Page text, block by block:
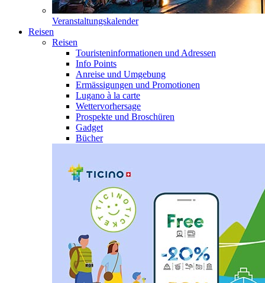
Veranstaltungskalender
Reisen
Reisen
Touristeninformationen und Adressen
Info Points
Anreise und Umgebung
Ermässigungen und Promotionen
Lugano à la carte
Wettervorhersage
Prospekte und Broschüren
Gadget
Bücher